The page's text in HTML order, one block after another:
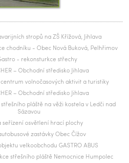
stropů na ZŠ Křížová, Jihlava
chodníku - Obec Nová Buková, Pelhřimov
- rekonsturkce střechy
– Obchodní středisko Jihlava
centrum volnočasových aktivit a turistiky
– Obchodní středisko Jihlava
pláště na věži kostela v Ledči nad
Sázavou
seřízení osvětlení hrací plochy
zastávky Obec Čížov
velkoobchodu GASTRO ABUS
střešního pláště Nemocnice Humpolec